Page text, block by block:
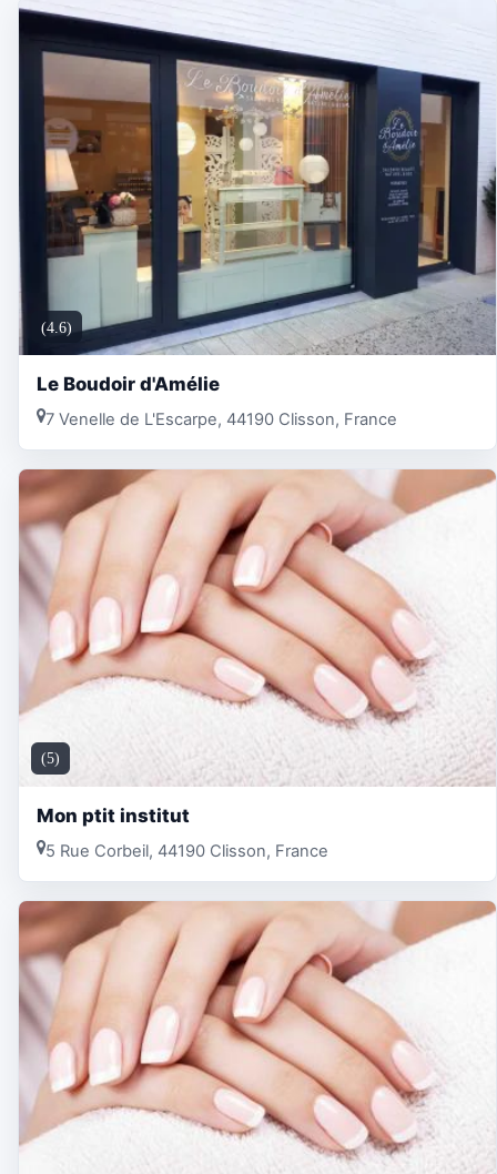
(4.6)
Le Boudoir d'Amélie
7 Venelle de L'Escarpe, 44190 Clisson, France
(5)
Mon ptit institut
5 Rue Corbeil, 44190 Clisson, France